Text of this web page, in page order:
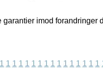
imod forandringer
1 1 1 1 1 1 1 1 1 1 1 1 1 1 1 1